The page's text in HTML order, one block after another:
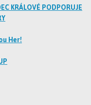
KRÁLOVÉ PODPORUJE
Her!